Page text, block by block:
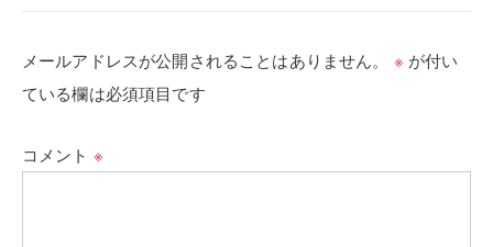
メールアドレスが公開されることはありません。 ※ が付い
ている欄は必須項目です
コメント ※